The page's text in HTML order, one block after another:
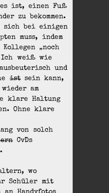
ist, einen Fuß
zu bekommen.
sich bei einigen
muss, indem
Kollegen „noch
Ich weiß wie
und
istsein kann,
am
klare Haltung
Ohne klare
von solch
CvDs
wo
Schüler mit